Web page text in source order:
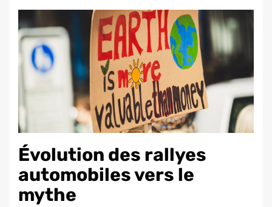
Évolution des rallyes
automobiles vers le
mythe